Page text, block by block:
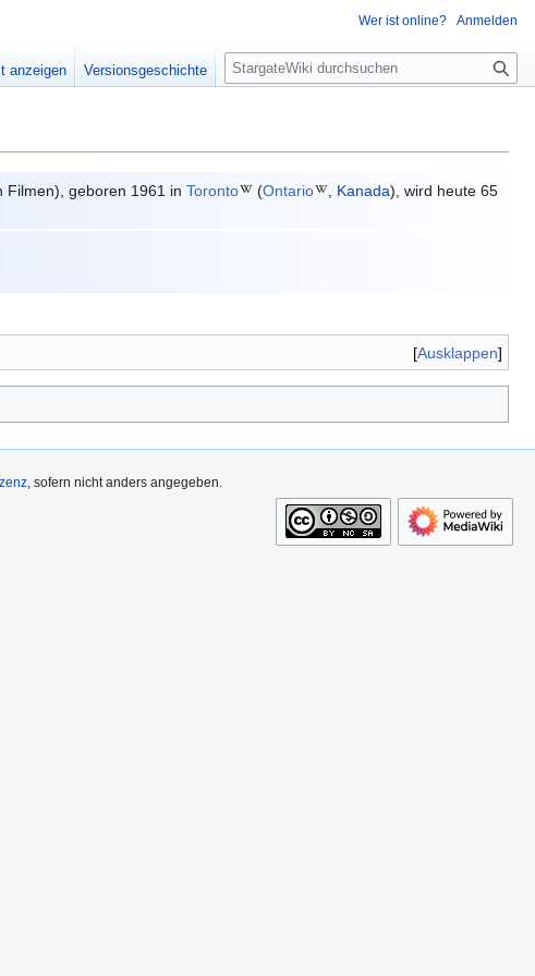
Filmen), geboren 1961 inToronto (Ontario Kanada), wird heute 65
Ausklappen
Wer ist online? Anmelden
anzeigen Versionsgeschichte
S
u
e
, sofern nicht anders angegeben.